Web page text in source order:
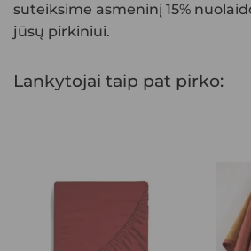
suteiksime asmeninį 15%
jūsų pirkiniui.
Lankytojai taip pat pirko: